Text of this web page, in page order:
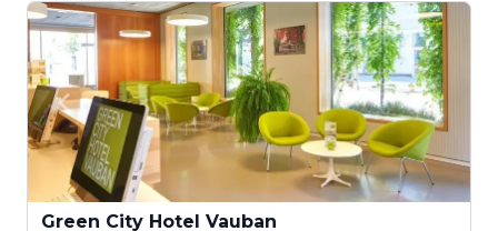
Green City Hotel Vauban